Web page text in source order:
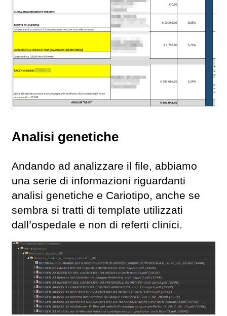
Analisi genetiche
Andando ad analizzare il file, abbiamo
una serie di informazioni riguardanti
analisi genetiche e Cariotipo, anche se
sembra si tratti di template utilizzati
dall’ospedale e non di referti clinici.